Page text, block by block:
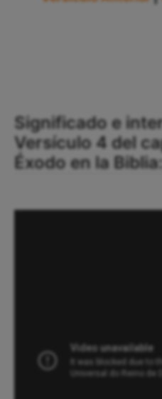
Significado e
Versículo 4 del
Éxodo en la Biblia: